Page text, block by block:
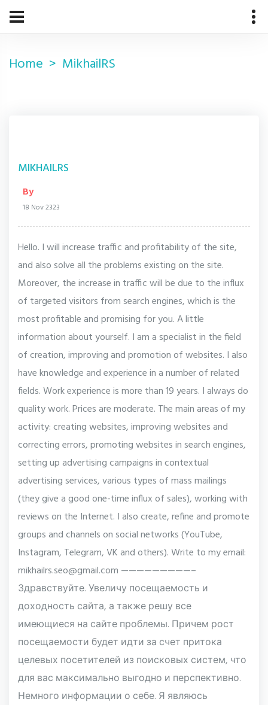
Home MikhailRS
MIKHAILRS
By
18 Nov 2323
Hello. I will increase traffic and profitability of the site,
and also solve all the problems existing on the site.
Moreover, the increase in traffic will be due to the influx
of targeted visitors from search engines, which is the
most profitable and promising for you. A little
information about yourself. I am a specialist in the field
of creation, improving and promotion of websites. I also
have knowledge and experience in a number of related
fields. Work experience is more than 19 years. I always do
quality work. Prices are moderate. The main areas of my
activity: creating websites, improving websites and
correcting errors, promoting websites in search engines,
setting up advertising campaigns in contextual
advertising services, various types of mass mailings
(they give a good one-time influx of sales), working with
reviews on the Internet. I also create, refine and promote
groups and channels on social networks (YouTube,
Instagram, Telegram, VK and others). Write to my email:
mikhailrs.seo@gmail.com —————————–
Здравствуйте. Увеличу посещаемость и
доходность сайта, а также решу все
имеющиеся на сайте проблемы. Причем рост
посещаемости будет идти за счет притока
целевых посетителей из поисковых систем, что
для вас максимально выгодно и перспективно.
Немного информации о себе. Я являюсь